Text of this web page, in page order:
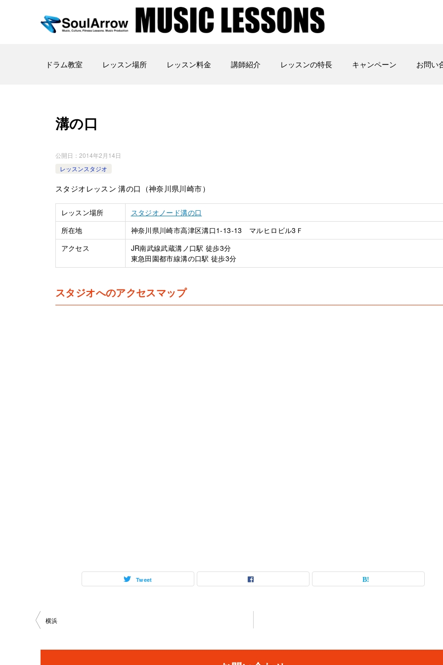
ドラム教室 レッスン場所 レッスン料金 講師紹介 レッスンの特長 キャンペーン お問い
溝の口
公開日： 2014年2月14日
レッスンスタジオ
スタジオレッスン 溝の口（神奈川県川崎市）
レッスン場所
スタジオノード溝の口
所在地
神奈川県川崎市高津区溝口1-13-13 マルヒロビル3Ｆ
アクセス
JR南武線武蔵溝ノ口駅 徒歩3分
東急田園都市線溝の口駅 徒歩3分
スタジオへのアクセスマップ
Tweet
投横浜